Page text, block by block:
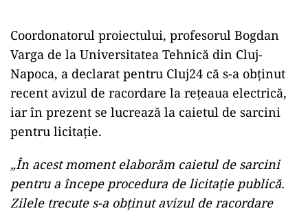
Coordonatorul proiectului, profesorul Bogdan
Varga de la Universitatea Tehnică din Cluj-
Napoca, a declarat pentru Cluj24 că s-a obținut
recent avizul de racordare la rețeaua electrică,
iar în prezent se lucrează la caietul de sarcini
pentru licitație.
„În acest moment elaborăm caietul de sarcini
pentru a începe procedura de licitație publică.
Zilele trecute s-a obținut avizul de racordare